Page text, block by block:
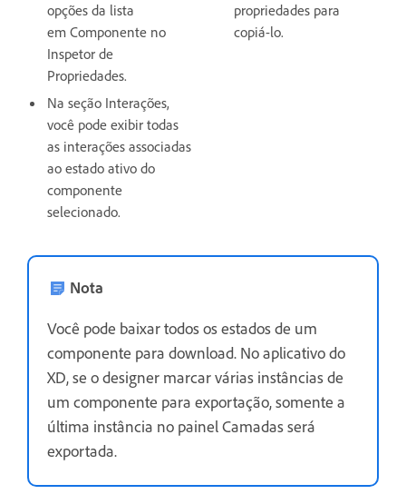
opções da lista
em Componente no
Inspetor de
Propriedades.
Na seção Interações,
você pode exibir todas
as interações associadas
ao estado ativo do
componente
selecionado.
propriedades para
copiá-lo.
Nota
Você pode baixar todos os estados de um
componente para download. No aplicativo do
XD, se o designer marcar várias instâncias de
um componente para exportação, somente a
última instância no painel Camadas será
exportada.